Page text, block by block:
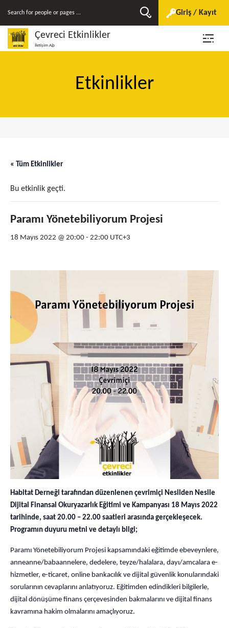
Giriş / Kayıt
Çevreci Etkinlikler
İletişim Ağı
Etkinlikler
« Tüm Etkinlikler
Bu etkinlik geçti.
Paramı Yönetebiliyorum Projesi
18 Mayıs 2022 @ 20:00 - 22:00 UTC+3
Habitat Derneği tarafından düzenlenen çevrimiçi Nesilden Nesile
Dijital Finansal Okuryazarlık Eğitimi ve Kampanyası 18 Mayıs 2022
tarihinde, saat 20.00 – 22.00 saatleri arasında gerçekleşecek.
Programın duyuru metni ve detaylı bilgi;
Paramı Yönetebiliyorum Projesi kapsamındaki eğitimde ebeveynlere,
anneanne/babaannelere, dedelere, teyze/halalara, dayı/amcalara e-
hizmetler, e-ticaret, online bankacılık ve dijital güvenlik konularındaki
sorularının cevaplarını anlatıyoruz. Eğitimden edindikleri bilgilerle,
dijital dönüşüme finans çerçevesinden bakmalarını ve dijital finans
kavramına hakim olmalarını amaçlıyoruz.